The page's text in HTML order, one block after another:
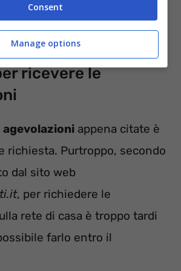
e sconti wifi: la
ricevere le
agevolazioni appena citate è
richiesta. Purtroppo, secondo
dal sito web
, per richiedere le
rete di casa è troppo tardi
farlo entro il
Consent
Manage options